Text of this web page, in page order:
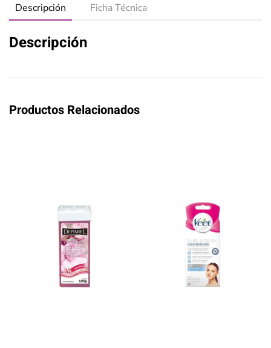
Descripción Ficha Técnica
Descripción
Productos Relacionados